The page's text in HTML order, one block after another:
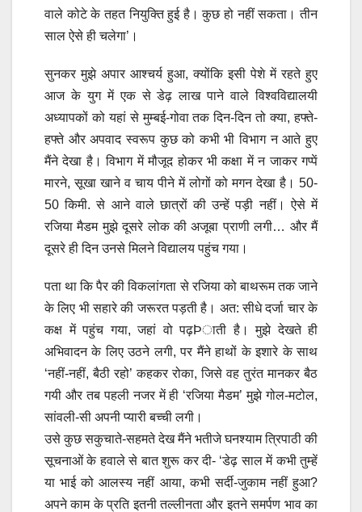
वाले कोटे के तहत नियुक्ति हुई है। कुछ हो नहीं सकता। तीन
साल ऐसे ही चलेगा’।
सुनकर मुझे अपार आश्चर्य हुआ, क्योंकि इसी पेशे में रहते हुए
आज के युग में एक से डेढ़ लाख पाने वाले विश्वविद्यालयी
अध्यापकों को यहां से मुम्बई-गोवा तक दिन-दिन तो क्या, हफ्ते-
हफ्ते और अपवाद स्वरूप कुछ को कभी भी विभाग न आते हुए
मैंने देखा है। विभाग में मौजूद होकर भी कक्षा में न जाकर गप्पें
मारने, सूखा खाने व चाय पीने में लोगों को मगन देखा है। 50-
50 किमी. से आने वाले छात्रों की उन्हें पड़ी नहीं। ऐसे में
रजिया मैडम मुझे दूसरे लोक की अजूबा प्राणी लगी… और मैं
दूसरे ही दिन उनसे मिलने विद्यालय पहुंच गया।
पता था कि पैर की विकलांगता से रजिया को बाथरूम तक जाने
के लिए भी सहारे की जरूरत पड़ती है। अत: सीधे दर्जा चार के
कक्ष में पहुंच गया, जहां वो पढ़Þाती है। मुझे देखते ही
अभिवादन के लिए उठने लगी, पर मैंने हाथों के इशारे के साथ
‘नहीं-नहीं, बैठी रहो’ कहकर रोका, जिसे वह तुरंत मानकर बैठ
गयी और तब पहली नजर में ही ‘रजिया मैडम’ मुझे गोल-मटोल,
सांवली-सी अपनी प्यारी बच्ची लगी।
उसे कुछ सकुचाते-सहमते देख मैंने भतीजे घनश्याम त्रिपाठी की
सूचनाओं के हवाले से बात शुरू कर दी- ‘डेढ़ साल में कभी तुम्हें
या भाई को आलस्य नहीं आया, कभी सर्दी-जुकाम नहीं हुआ?
अपने काम के प्रति इतनी तल्लीनता और इतने समर्पण भाव का